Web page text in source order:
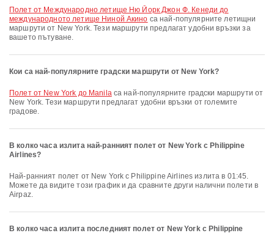
полет от Международно летище Ню Йорк Джон Ф. Кенеди до
международното летище Ниной Акино са най-популярните летищни
маршрути от New York. Тези маршрути предлагат удобни връзки за
вашето пътуване.
Кои са най-популярните градски маршрути от New York?
полет от New York до Manilaса най-популярните градски маршрути от
New York. Тези маршрути предлагат удобни връзки от големите
градове.
В колко часа излита най-ранният полет от New York с Philippine
Airlines?
Най-ранният полет от New York с Philippine Airlines излита в 01:45.
Можете да видите този график и да сравните други налични полети в
Airpaz.
В колко часа излита последният полет от New York с Philippine